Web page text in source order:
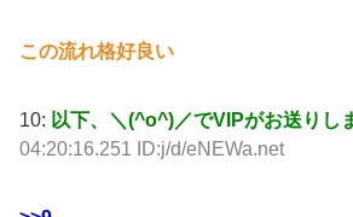
この流れ格好良い
10: 以下、＼(^o^)／でVIPがお送りし
04:20:16.251 ID:j/d/eNEWa.net